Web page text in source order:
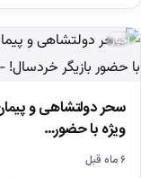
اخبار
سحر دولتشاهی و
ویژه با حضور…
۶ ماه قبل